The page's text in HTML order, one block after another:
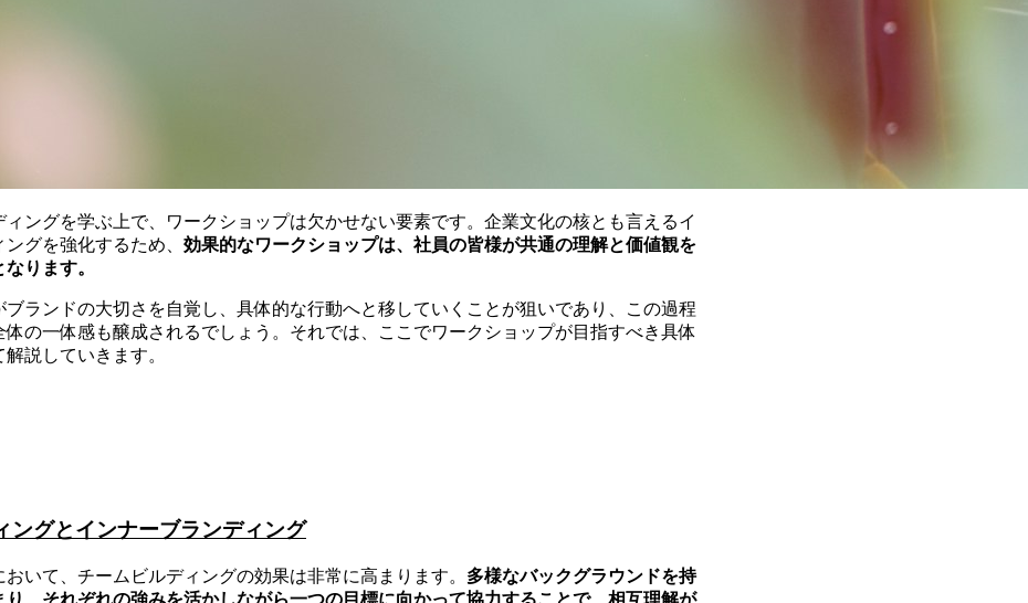
ィングを学ぶ上で、ワークショップは欠かせない要素です。企業文化の核とも言えるイ
グを強化するため、 効果的なワークショップは、社員の皆様が共通の理解と価値観を
ります。
ブランドの大切さを自覚し、具体的な行動へと移していくことが狙いであり、この過程
体の一体感も醸成されるでしょう。それでは、ここでワークショップが目指すべき具体
説していきます。
ングとインナーブランディング
いて、チームビルディングの効果は非常に高まります。 多様なバックグラウンドを持
り、それぞれの強みを活かしながら一つの目標に向かって協力することで、相互理解が